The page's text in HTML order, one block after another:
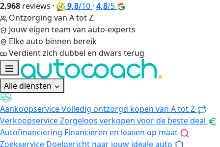
2.968 reviews · 9,8/10 · 4,8/5
Ontzorging van A tot Z
Jouw eigen team van auto-experts
Elke auto binnen bereik
Verdient zich dubbel en dwars terug
Alle diensten
AankoopserviceVolledig ontzorgd kopen van A tot Z
VerkoopserviceZorgeloos verkopen voor de beste deal
Autofinanciering Financieren en leasen op maat
Zoekservice Doelgericht naar jouw ideale auto